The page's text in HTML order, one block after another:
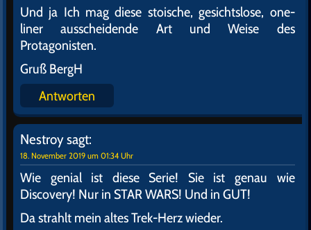
Und ja Ich mag diese stoische, gesichtslose, one-
liner ausscheidende Art und Weise des
Protagonisten.
Gruß BergH
Antworten
Nestroysagt:
18. November 2019 um 01:34 Uhr
Wie genial ist diese Serie! Sie ist genau wie
Discovery! Nur in STAR WARS! Und in GUT!
Da strahlt mein altes Trek-Herz wieder.